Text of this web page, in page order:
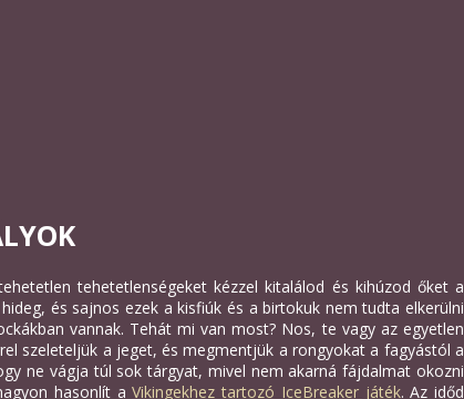
tehetetlenségeket kézzel kitalálod és kihúzod őket a
és sajnos ezek a kisfiúk és a birtokuk nem tudta elkerülni
vannak. Tehát mi van most? Nos, te vagy az egyetlen
szeleteljük a jeget, és megmentjük a rongyokat a fagyástól a
ne vágja túl sok tárgyat, mivel nem akarná fájdalmat okozni
hasonlít aVikingekhez tartozó IceBreaker játék. Az időd